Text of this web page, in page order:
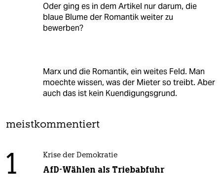
Oder ging es in dem Artikel nur darum, die
blaue Blume der Romantik weiter zu
bewerben?
Marx und die Romantik, ein weites Feld. Man
moechte wissen, was der Mieter so treibt. Aber
auch das ist kein Kuendigungsgrund.
meistkommentiert
1 Krise der Demokratie
AfD-Wählen als Triebabfuhr